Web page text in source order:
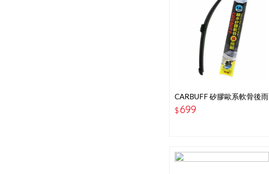
CARBUFF 矽膠歐系軟骨後雨
刷 14吋-355MM
$699